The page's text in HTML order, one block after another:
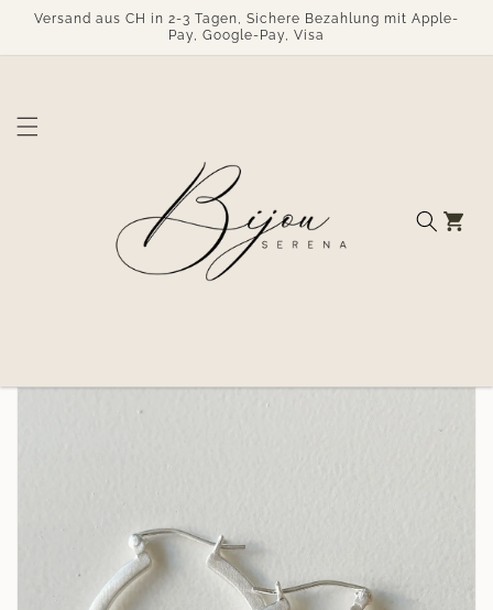
zum
Versand aus CH in 2-3 Tagen, Sichere Bezahlung mit Apple-
Pay, Google-Pay, Visa
Warenkorb